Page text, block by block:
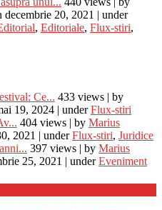
decembrie 20, 2021
under
, Editoriale, Flux-stiri,
Ce... 433 views
by
19, 2024 underFlux-stiri
404 views by Marius
2021 underFlux-stiri, Juridice
397 views by Marius
25, 2021 underEveniment